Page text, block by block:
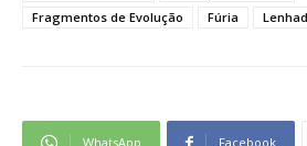
Fragmentos de Evolução
Fúria
WhatsApp Facebook